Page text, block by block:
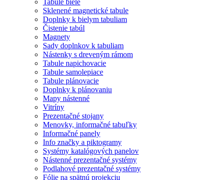
Tabule biele
Sklenené magnetické tabule
Doplnky k bielym tabuliam
Čistenie tabúl
Magnety
Sady doplnkov k tabuliam
Nástenky s dreveným rámom
Tabule napichovacie
Tabule samolepiace
Tabule plánovacie
Doplnky k plánovaniu
Mapy nástenné
Vitríny
Prezentačné stojany
Menovky, informačné tabuľky
Informačné panely
Info značky a piktogramy
Systémy katalógových panelov
Nástenné prezentačné systémy
Podlahové prezentačné systémy
Fólie na spätnú projekciu